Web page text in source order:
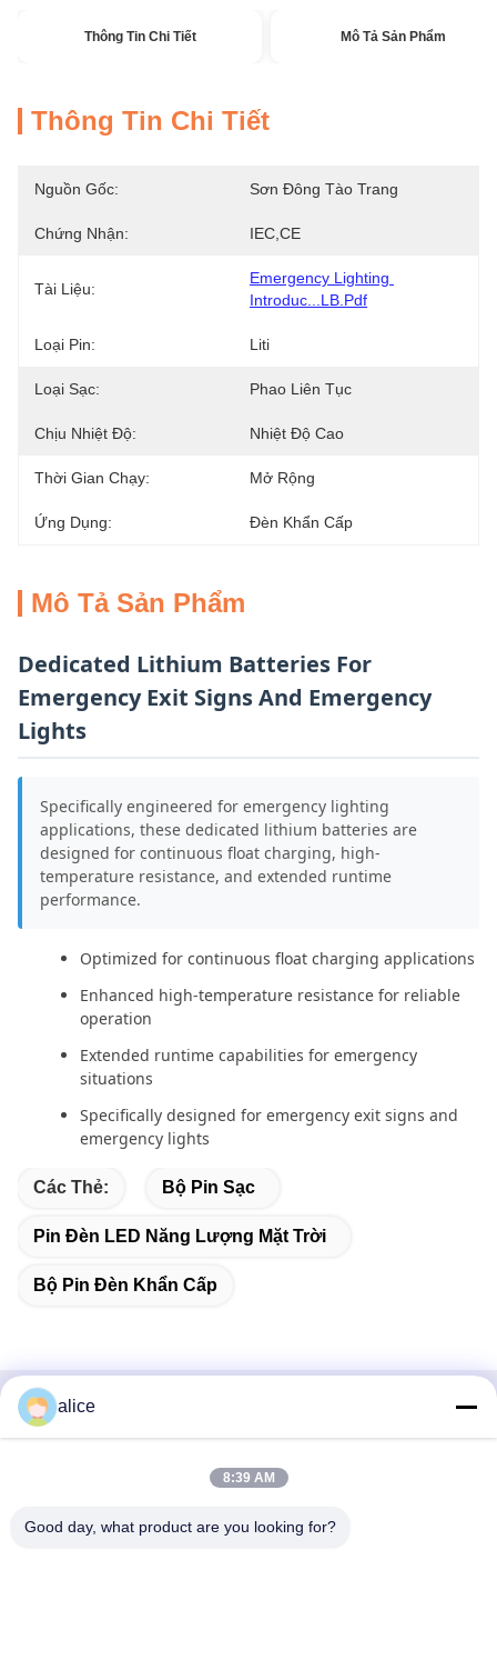
Thông Tin Chi Tiết Mô Tả Sản Phẩm
Thông Tin Chi Tiết
Nguồn Gốc: Sơn Đông Tào Trang
Chứng Nhận: IEC,CE
Tài Liệu:
Emergency Lighting
Introduc...LB.pdf
Loại Pin: Liti
Loại Sạc: Phao Liên Tục
Chịu Nhiệt Độ: Nhiệt Độ Cao
Thời Gian Chạy: Mở Rộng
Ứng Dụng: Đèn Khẩn Cấp
Mô Tả Sản Phẩm
Dedicated Lithium Batteries For
Emergency Exit Signs And Emergency
Lights
Specifically engineered for emergency lighting
applications, these dedicated lithium batteries are
designed for continuous float charging, high-
temperature resistance, and extended runtime
performance.
Optimized for continuous float charging applications
Enhanced high-temperature resistance for reliable
operation
Extended runtime capabilities for emergency
situations
Specifically designed for emergency exit signs and
emergency lights
Các Thẻ: Bộ Pin Sạc
Pin Đèn LED Năng Lượng Mặt Trời
Bộ Pin Đèn Khẩn Cấp
Liên hệ nhanh
Khu Công nghệ cao, Thành phố Tảo Trang, Sơn Đông,
alice
8:39 AM
Good day, what product are you looking for?